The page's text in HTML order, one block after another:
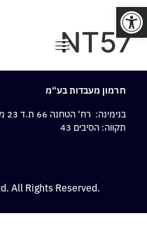
פתח סרגל נגישות
NT57
חרמון מעבדות בע“מ
בנימינה: רח‘ הטחנה 66 ת.ד 23 מיקוד 3055001,
תקווה: הסיבים 43
All Rights Reserved.